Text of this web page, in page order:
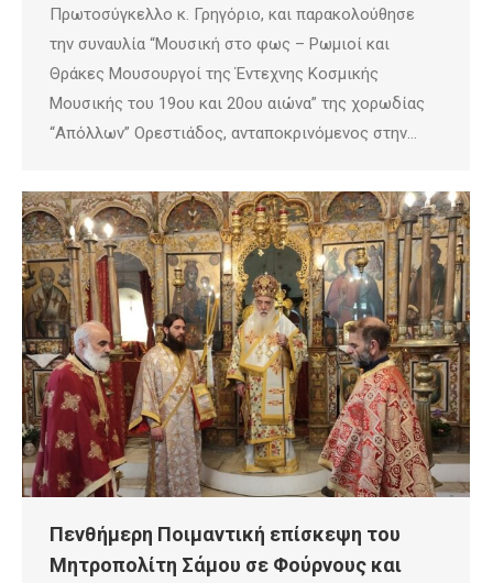
Πρωτοσύγκελλο κ. Γρηγόριο, και παρακολούθησε
την συναυλία “Μουσική στο φως – Ρωμιοί και
Θράκες Μουσουργοί της Έντεχνης Κοσμικής
Μουσικής του 19ου και 20ου αιώνα” της χορωδίας
“Απόλλων” Ορεστιάδος, ανταποκρινόμενος στην…
Πενθήμερη Ποιμαντική επίσκεψη του
Μητροπολίτη Σάμου σε Φούρνους και